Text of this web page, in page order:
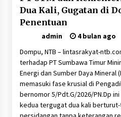
Dua Kali, Gugatan di
Penentuan
admin
4 bulan ago
Dompu, NTB – lintasrakyat-
terhadap PT Sumbawa Timur
Energi dan Sumber Daya Mineral
memasuki fase krusial di
bernomor 5/Pdt.G/2026/PN.Dp
kedua tergugat dua kali